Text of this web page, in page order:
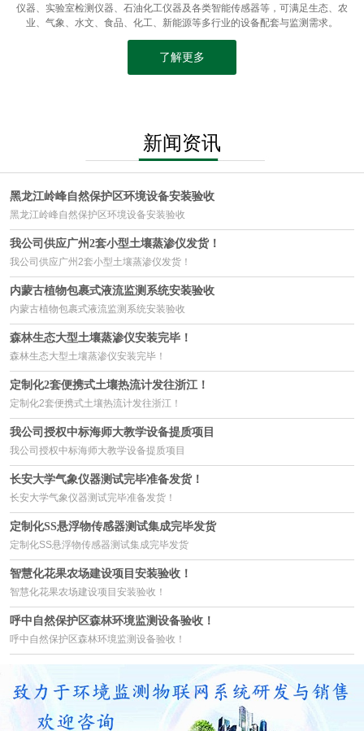
仪器、实验室检测仪器、石油化工仪器及各类智能传感器等，可满足生态、农
业、气象、水文、食品、化工、新能源等多行业的设备配套与监测需求。
了解更多
新闻资讯
黑龙江岭峰自然保护区环境设备安装验收
黑龙江岭峰自然保护区环境设备安装验收
我公司供应广州2套小型土壤蒸渗仪发货！
我公司供应广州2套小型土壤蒸渗仪发货！
内蒙古植物包裹式液流监测系统安装验收
内蒙古植物包裹式液流监测系统安装验收
森林生态大型土壤蒸渗仪安装完毕！
森林生态大型土壤蒸渗仪安装完毕！
定制化2套便携式土壤热流计发往浙江！
定制化2套便携式土壤热流计发往浙江！
我公司授权中标海师大教学设备提质项目
我公司授权中标海师大教学设备提质项目
长安大学气象仪器测试完毕准备发货！
长安大学气象仪器测试完毕准备发货！
定制化SS悬浮物传感器测试集成完毕发货
定制化SS悬浮物传感器测试集成完毕发货
智慧化花果农场建设项目安装验收！
智慧化花果农场建设项目安装验收！
呼中自然保护区森林环境监测设备验收！
呼中自然保护区森林环境监测设备验收！